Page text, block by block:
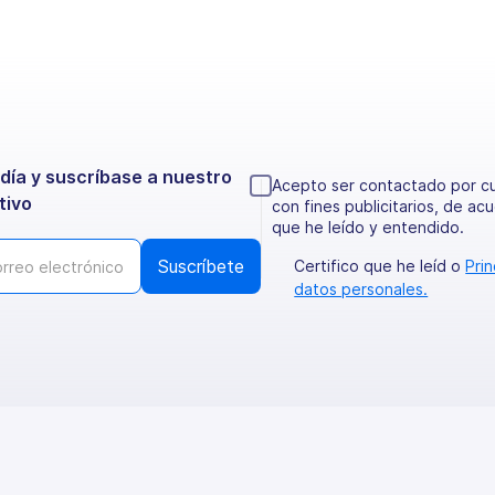
y suscríbase a nuestro
Acepto ser contactado por
con fines publicitarios, de
que he leído y entendido.
Certifico que he leíd o
datos personales.